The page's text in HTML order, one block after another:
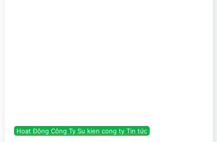
Hoạt Động Công Ty Su kien cong ty Tin tức